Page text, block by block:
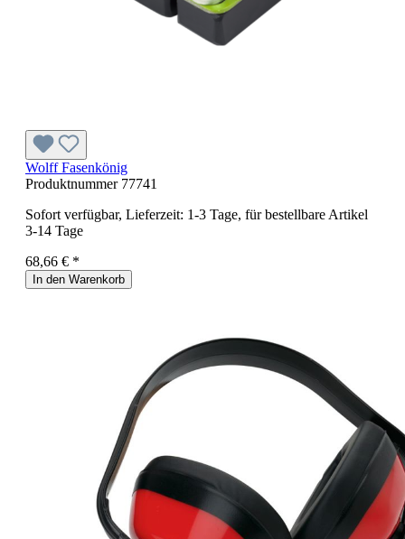
Wolff Fasenkönig
Produktnummer 77741
Sofort verfügbar, Lieferzeit: 1-3 Tage, für bestellbare Artikel
3-14 Tage
68,66 € *
In den Warenkorb